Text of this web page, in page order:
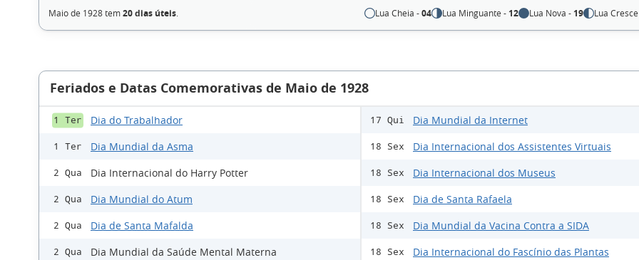
Maio de 1928 tem20 dias úteis. Lua Cheia -04 Lua Minguante - 12 Lua Nova - 19 Lua
Feriados e Datas Comemorativas de Maio de 1928
1 Ter Dia do Trabalhador
1 Ter Dia Mundial da Asma
2 Qua Dia Internacional do Harry Potter
2 Qua Dia Mundial do Atum
2 Qua Dia de Santa Mafalda
2 Qua Dia Mundial da Saúde Mental Materna
17 Qui Dia Mundial da Internet
18 Sex Dia Internacional dos Assistentes Virtuais
18 Sex Dia Internacional dos Museus
18 Sex Dia de Santa Rafaela
18 Sex Dia Mundial da Vacina Contra a SIDA
18 Sex Dia Internacional do Fascínio das Plantas